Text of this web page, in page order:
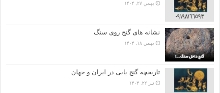
بهمن ۲۷, ۱۴۰۴
نشانه های گنج روی سنگ
بهمن ۱۸, ۱۴۰۴
تاریخچه گنج‌ یابی در ایران و جهان
تیر ۲۲, ۱۴۰۴